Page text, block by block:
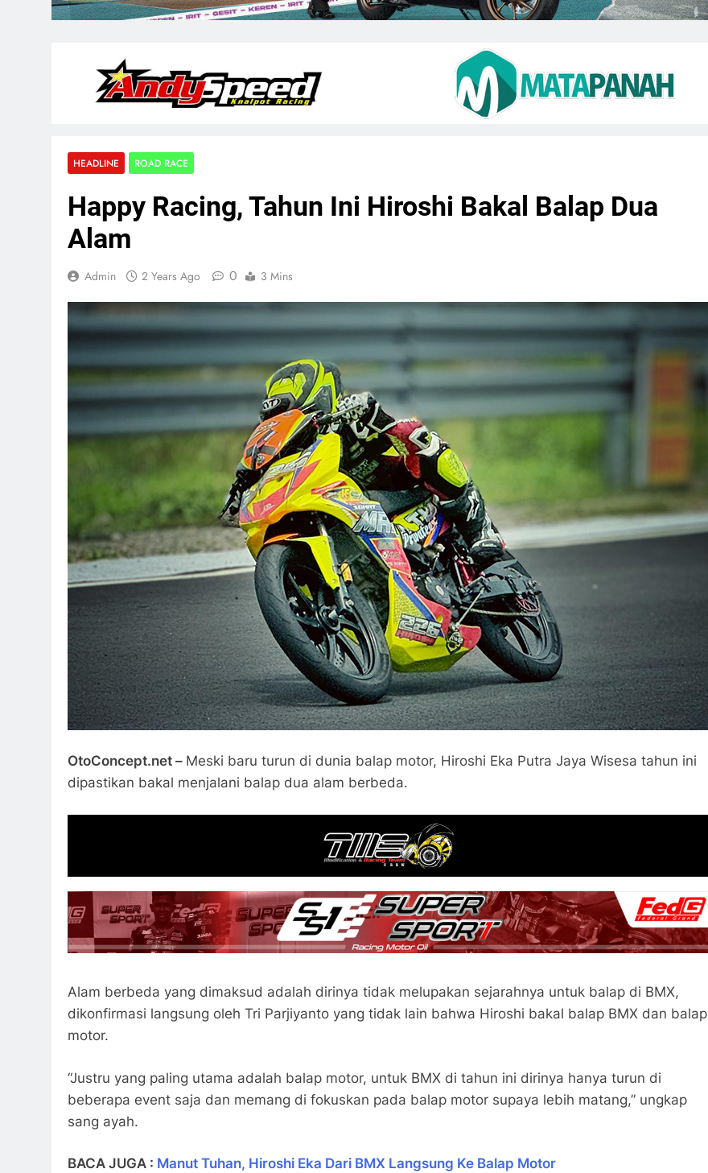
HEADLINE ROAD RACE
Happy Racing, Tahun Ini Hiroshi Bakal Balap Dua
Alam
Admin 2 Years Ago 0 3 Mins
OtoConcept.net – Meski baru turun di dunia balap motor, Hiroshi Eka Putra Jaya Wisesa tahun ini
dipastikan bakal menjalani balap dua alam berbeda.
Alam berbeda yang dimaksud adalah dirinya tidak melupakan sejarahnya untuk balap di BMX,
dikonfirmasi langsung oleh Tri Parjiyanto yang tidak lain bahwa Hiroshi bakal balap BMX dan balap
motor.
“Justru yang paling utama adalah balap motor, untuk BMX di tahun ini dirinya hanya turun di
beberapa event saja dan memang di fokuskan pada balap motor supaya lebih matang,” ungkap
sang ayah.
BACA JUGA : Manut Tuhan, Hiroshi Eka Dari BMX Langsung Ke Balap Motor